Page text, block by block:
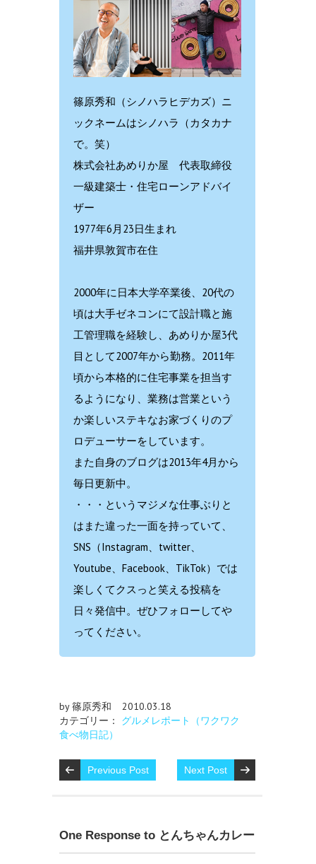
篠原秀和（シノハラヒデカズ）ニ
ックネームはシノハラ（カタカナ
で。笑）
株式会社あめりか屋 代表取締役
一級建築士・住宅ローンアドバイ
ザー
1977年6月23日生まれ
福井県敦賀市在住
2000年に日本大学卒業後、20代の
頃は大手ゼネコンにて設計職と施
工管理職を経験し、あめりか屋3代
目として2007年から勤務。2011年
頃から本格的に住宅事業を担当す
るようになり、業務は営業という
か楽しいステキなお家づくりのプ
ロデューサーをしています。
また自身のブログは2013年4月から
毎日更新中。
・・・というマジメな仕事ぶりと
はまた違った一面を持っていて、
SNS（Instagram、twitter、
Youtube、Facebook、TikTok）では
楽しくてクスっと笑える投稿を
日々発信中。ぜひフォローしてや
ってください。
by 篠原秀和
2010.03.18
カテゴリー： グルメレポート（ワクワク
食べ物日記）
Previous Post Next Post
One Response to とんちゃんカレー